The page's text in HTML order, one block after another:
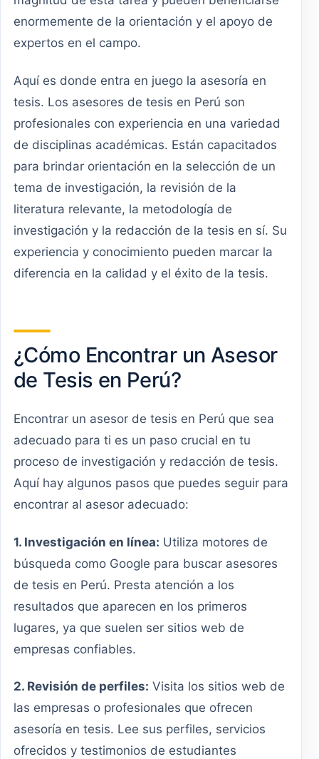
enormemente de la orientación y el apoyo de
expertos en el campo.
Aquí es donde entra en juego la asesoría en
tesis. Los asesores de tesis en Perú son
profesionales con experiencia en una variedad
de disciplinas académicas. Están capacitados
para brindar orientación en la selección de un
tema de investigación, la revisión de la
literatura relevante, la metodología de
investigación y la redacción de la tesis en sí. Su
experiencia y conocimiento pueden marcar la
diferencia en la calidad y el éxito de la tesis.
¿Cómo Encontrar un Asesor
de Tesis en Perú?
Encontrar un asesor de tesis en Perú que sea
adecuado para ti es un paso crucial en tu
proceso de investigación y redacción de tesis.
Aquí hay algunos pasos que puedes seguir para
encontrar al asesor adecuado:
1. Investigación en línea: Utiliza motores de
búsqueda como Google para buscar asesores
de tesis en Perú. Presta atención a los
resultados que aparecen en los primeros
lugares, ya que suelen ser sitios web de
empresas confiables.
2. Revisión de perfiles: Visita los sitios web de
las empresas o profesionales que ofrecen
asesoría en tesis. Lee sus perfiles, servicios
ofrecidos y testimonios de estudiantes